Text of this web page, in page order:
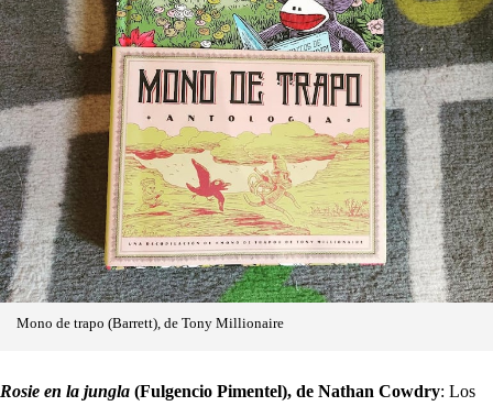
Mono de trapo (Barrett), de Tony Millionaire
Rosie en la jungla (Fulgencio Pimentel), de Nathan Cowdry: Los